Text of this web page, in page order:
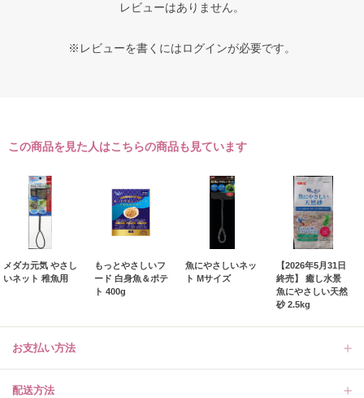
レビューはありません。
※レビューを書くにはログインが必要です。
この商品を見た人はこちらの商品も見ています
メダカ元気 やさし
いネット 稚魚用
もっとやさしいフ
ード 白身魚＆ポテ
ト 400g
魚にやさしいネッ
ト Mサイズ
【2026年5月31日
終売】 癒し水景
魚にやさしい天然
砂 2.5kg
お支払い方法
配送方法